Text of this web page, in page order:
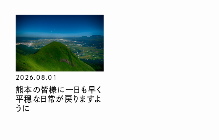
2026.08.01
熊本の皆様に一日も早く
平穏な日常が戻りますよ
うに